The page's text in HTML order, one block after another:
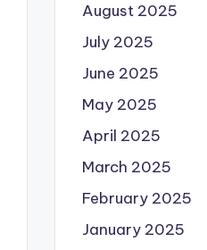
August 2025
July 2025
June 2025
May 2025
April 2025
March 2025
February 2025
January 2025